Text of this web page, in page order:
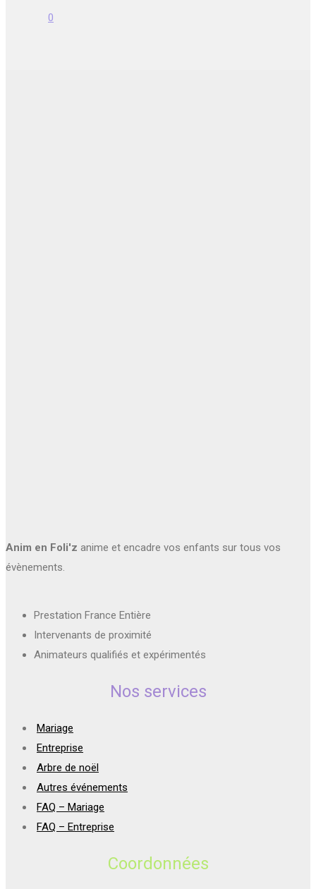
0
Anim en Foli'z anime et encadre vos enfants sur tous vos
évènements.
Prestation France Entière
Intervenants de proximité
Animateurs qualifiés et expérimentés
Nos services
Mariage
Entreprise
Arbre de noël
Autres événements
FAQ – Mariage
FAQ – Entreprise
Coordonnées